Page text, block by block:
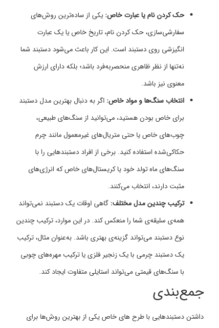
حک کردن نام یا عبارت خاص: یکی از ساده‌ترین روش‌های
سفارشی‌سازی، حک کردن نام، تاریخ خاص یا یک عبارت
انگیزشی روی دستبند است. این کار باعث می‌شود دستبند شما
نه‌تنها از نظر ظاهری منحصر‌به‌فرد باشد؛ بلکه دارای ارزش
معنوی نیز باشد.
انتخاب سنگ‌ها و مواد خاص: اگر به دنبال بهترین مدل دستبند
برای خاص بودن هستید، می‌توانید از سنگ‌های طبیعی،
چوب‌های خاص یا حتی متریال‌های غیرمعمول مانند چرم
حکاکی‌شده استفاده کنید. برخی از افراد دستبندهایی را با
سنگ‌های ماه تولد خود یا کریستال‌های خاص که انرژی‌های
مثبت دارند، انتخاب می‌کنند.
ترکیب چندین مدل مختلف: گاهی اوقات یک دستبند نمی‌تواند
همه‌ی سلیقه‌ی شما را منعکس کند. در این موارد، ترکیب چندین
نوع دستبند می‌تواند گزینه‌ی بهتری باشد. به‌عنوان مثال، ترکیب
یک دستبند چرمی با یک زنجیر فلزی یا ترکیب مهره‌های چوبی
با سنگ‌های قیمتی می‌تواند استایلی متفاوت ایجاد کند.
جمع‌بندی
داشتن دستبندهایی با طرح‌ های خاص یکی از بهترین روش‌ها برای